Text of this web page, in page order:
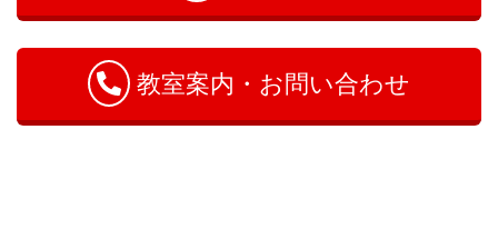
教室案内・お問い合わせ